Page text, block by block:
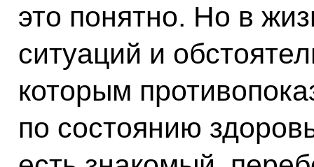
это понятно. Но в
ситуаций и
которым
по состоянию